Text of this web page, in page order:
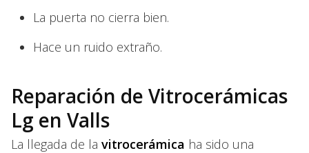
La puerta no cierra bien.
Hace un ruido extraño.
Reparación de Vitrocerámicas
Lg en Valls
La llegada de la vitrocerámica ha sido una